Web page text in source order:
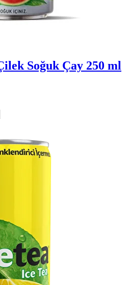
Soğuk Çay 250 ml